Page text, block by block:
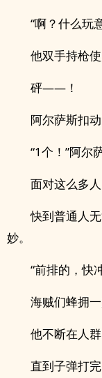
“啊？什么玩
他双手持枪
砰——！
阿尔萨斯扣
“1个！”阿尔
面对这么多
快到普通人
妙。
“前排的，快
海贼们蜂拥
他不断在人
直到子弹打